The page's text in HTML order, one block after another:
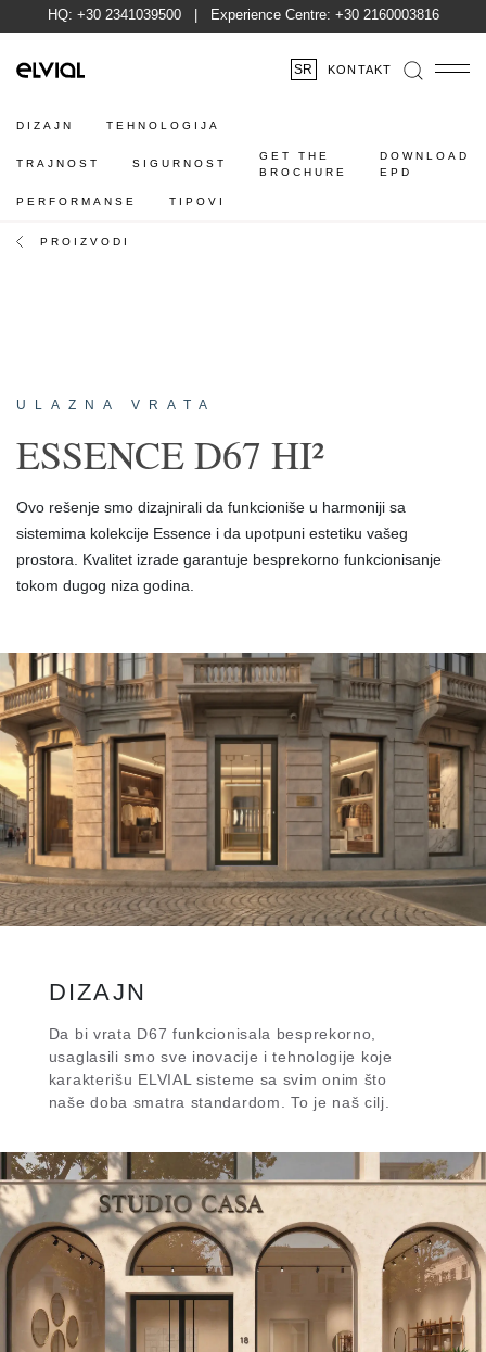
HQ: +30 2341039500| Experience Centre: +30 2160003816
SR KONTAKT
DIZAJN TEHNOLOGIJA
TRAJNOST SIGURNOST
PERFORMANSE TIPOVI
GET THE
BROCHURE
DOWNLOAD
EPD
PROIZVODI
ULAZNA VRATA
ESSENCE D67 HI²
Ovo rešenje smo dizajnirali da funkcioniše u harmoniji sa
sistemima kolekcije Essence i da upotpuni estetiku vašeg
prostora. Kvalitet izrade garantuje besprekorno funkcionisanje
tokom dugog niza godina.
DIZAJN
Da bi vrata D67 funkcionisala besprekorno,
usaglasili smo sve inovacije i tehnologije koje
karakterišu ELVIAL sisteme sa svim onim što
naše doba smatra standardom. To je naš cilj.